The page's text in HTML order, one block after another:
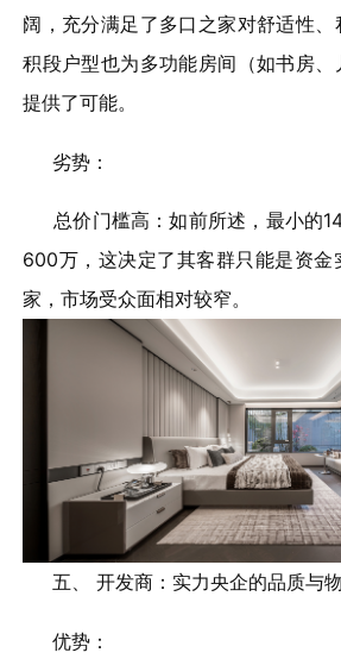
阔，充分满足了多口之家对舒适性
积段户型也为多功能房间（如书房
提供了可能。
劣势：
总价门槛高：如前所述，最小的
600万，这决定了其客群只能是资金
家，市场受众面相对较窄。
五、 开发商：实力央企的品质与
优势：